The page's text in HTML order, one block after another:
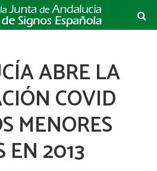
ABRE LA
COVID
MENORES
EN 2013